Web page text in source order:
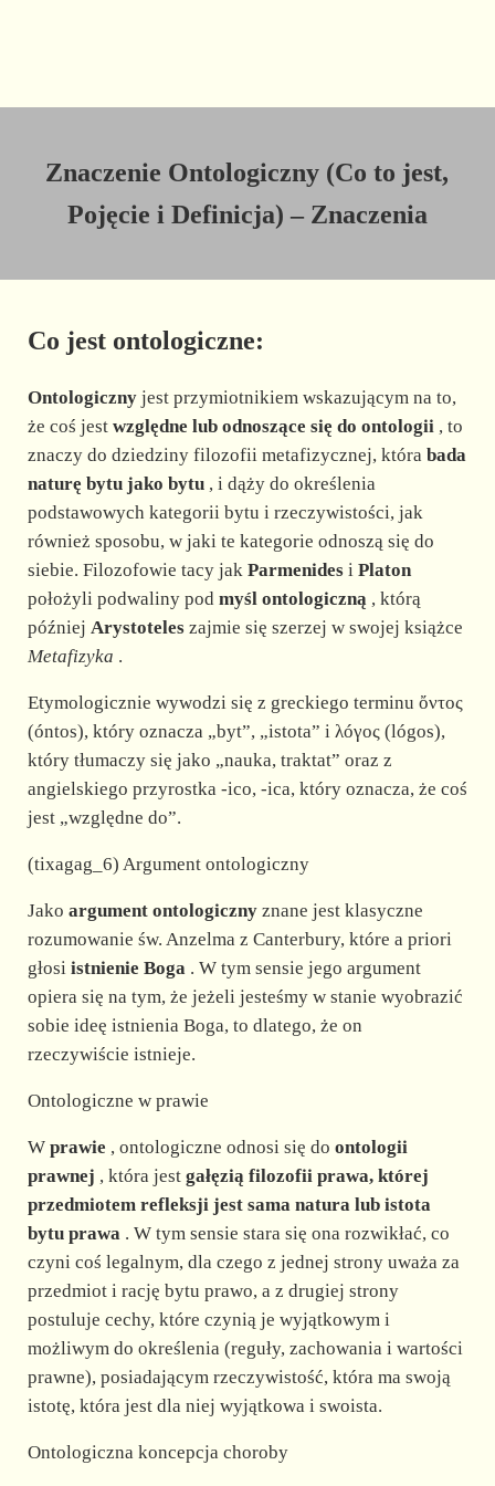
Znaczenie Ontologiczny (Co to jest,
Pojęcie i Definicja) – Znaczenia
Co jest ontologiczne:
Ontologicznyjest przymiotnikiem wskazującym na to,
że coś jest względne lub odnoszące się do ontologii, to
znaczy do dziedziny filozofii metafizycznej, która bada
naturę bytu jako bytu, i dąży do określenia
podstawowych kategorii bytu i rzeczywistości, jak
również sposobu, w jaki te kategorie odnoszą się do
siebie. Filozofowie tacy jak Parmenidesi Platon
położyli podwaliny pod myśl ontologiczną, którą
później Arystoteleszajmie się szerzej w swojej książce
Metafizyka .
Etymologicznie wywodzi się z greckiego terminu ὄντος
(óntos), który oznacza „byt”, „istota” i λóγος (lógos),
który tłumaczy się jako „nauka, traktat” oraz z
angielskiego przyrostka -ico, -ica, który oznacza, że coś
jest „względne do”.
(tixagag_6) Argument ontologiczny
Jako argument ontologicznyznane jest klasyczne
rozumowanie św. Anzelma z Canterbury, które a priori
głosi istnienie Boga. W tym sensie jego argument
opiera się na tym, że jeżeli jesteśmy w stanie wyobrazić
sobie ideę istnienia Boga, to dlatego, że on
rzeczywiście istnieje.
Ontologiczne w prawie
W prawie , ontologiczne odnosi się do ontologii
prawnej , która jest gałęzią filozofii prawa, której
przedmiotem refleksji jest sama natura lub istota
bytu prawa. W tym sensie stara się ona rozwikłać, co
czyni coś legalnym, dla czego z jednej strony uważa za
przedmiot i rację bytu prawo, a z drugiej strony
postuluje cechy, które czynią je wyjątkowym i
możliwym do określenia (reguły, zachowania i wartości
prawne), posiadającym rzeczywistość, która ma swoją
istotę, która jest dla niej wyjątkowa i swoista.
Ontologiczna koncepcja choroby